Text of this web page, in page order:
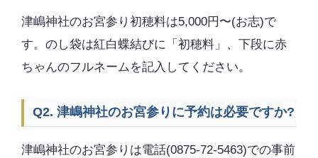
津嶋神社のお宮参り初穂料は5,000円〜(お志)で
す。のし袋は紅白蝶結びに「初穂料」、下段に赤
ちゃんのフルネームを記入してください。
Q2. 津嶋神社のお宮参りに予約は必要ですか?
津嶋神社のお宮参りは電話(0875-72-5463)での事前